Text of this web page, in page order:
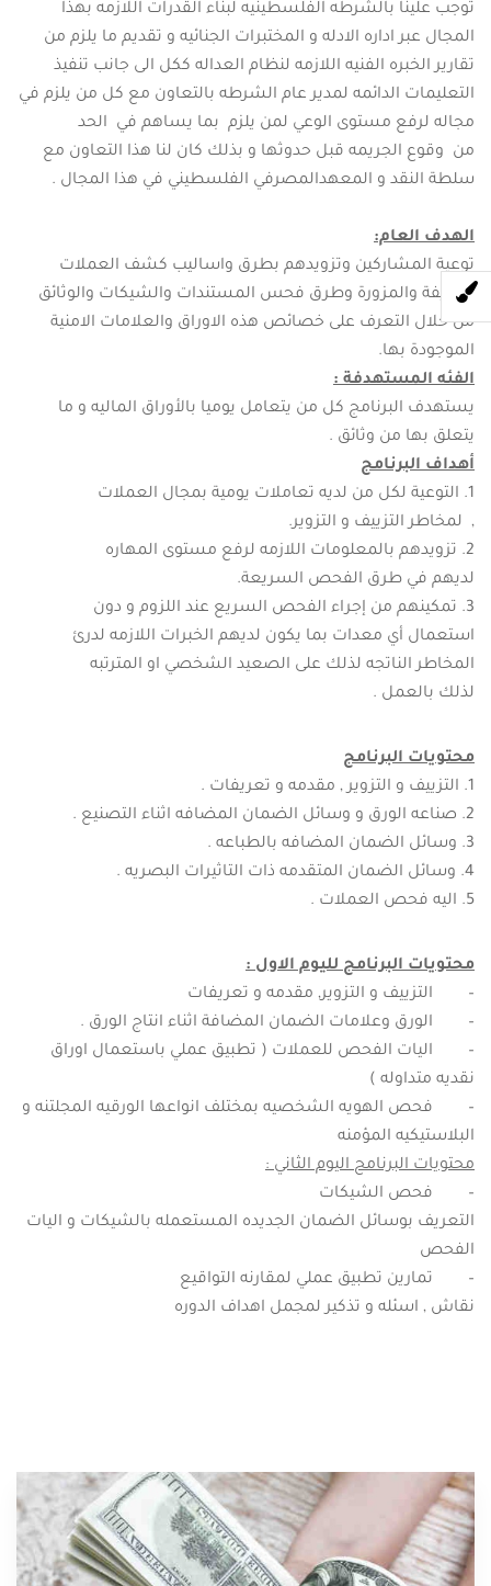
توجب علينا بالشرطه الفلسطينيه لبناء القدرات اللازمه بهذا
المجال عبر اداره الادله و المختبرات الجنائيه و تقديم ما يلزم من
تقارير الخبره الفنيه اللازمه لنظام العداله ككل الى جانب تنفيذ
التعليمات الدائمه لمدير عام الشرطه بالتعاون مع كل من يلزم في
مجاله لرفع مستوى الوعي لمن يلزم بما يساهم في الحد
من وقوع الجريمه قبل حدوثها و بذلك كان لنا هذا التعاون مع
سلطة النقد و المعهدالمصرفي الفلسطيني في هذا المجال .
الهدف العام:
توعية المشاركين وتزويدهم بطرق واساليب كشف العملات
المزيفة والمزورة وطرق فحس المستندات والشيكات والوثائق
من خلال التعرف على خصائص هذه الاوراق والعلامات الامنية
الموجودة بها.
الفئه المستهدفة :
يستهدف البرنامج كل من يتعامل يوميا بالأوراق الماليه و ما
يتعلق بها من وثائق .
أهداف البرنامج
التوعية لكل من لديه تعاملات يومية بمجال العملات
, لمخاطر التزييف و التزوير.
تزويدهم بالمعلومات اللازمه لرفع مستوى المهاره
لديهم في طرق الفحص السريعة.
تمكينهم من إجراء الفحص السريع عند اللزوم و دون
استعمال أي معدات بما يكون لديهم الخبرات اللازمه لدرئ
المخاطر الناتجه لذلك على الصعيد الشخصي او المترتبه
لذلك بالعمل .
محتويات البرنامج
التزييف و التزوير , مقدمه و تعريفات .
صناعه الورق و وسائل الضمان المضافه اثناء التصنيع .
وسائل الضمان المضافه بالطباعه .
وسائل الضمان المتقدمه ذات التاثيرات البصريه .
اليه فحص العملات .
محتويات البرنامج لليوم الاول :
– التزييف و التزوير, مقدمه و تعريفات
– الورق وعلامات الضمان المضافة اثناء انتاج الورق .
– اليات الفحص للعملات ( تطبيق عملي باستعمال اوراق
نقديه متداوله )
– فحص الهويه الشخصيه بمختلف انواعها الورقيه المجلتنه و
البلاستيكيه المؤمنه
محتويات البرنامح اليوم الثاني :
– فحص الشيكات
التعريف بوسائل الضمان الجديده المستعمله بالشيكات و اليات
الفحص
– تمارين تطبيق عملي لمقارنه التواقيع
نقاش , اسئله و تذكير لمجمل اهداف الدوره